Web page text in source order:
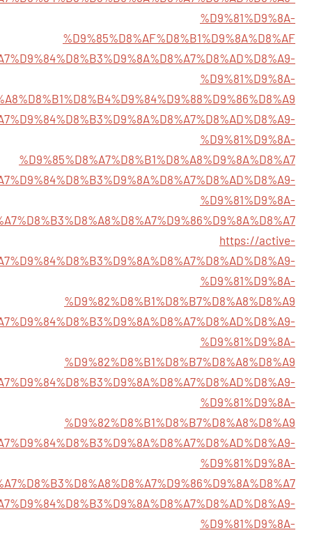
%D9%81%D9%8A-
%D9%85%D8%AF%D8%B1%D9%8A%D8%AF
%D9%81%D9%8A-
%D9%81%D9%8A-
%D9%85%D8%A7%D8%B1%D8%A8%D9%8A%D8%A7
%D9%81%D9%8A-
https://active-
%D9%81%D9%8A-
%D9%82%D8%B1%D8%B7%D8%A8%D8%A9
%D9%81%D9%8A-
%D9%82%D8%B1%D8%B7%D8%A8%D8%A9
%D9%81%D9%8A-
%D9%82%D8%B1%D8%B7%D8%A8%D8%A9
%D9%81%D9%8A-
%D9%81%D9%8A-